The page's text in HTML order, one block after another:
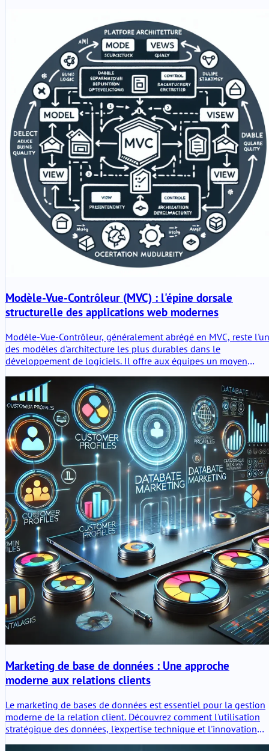
Modèle-Vue-Contrôleur (MVC) : l'épine dorsale
structurelle des applications web modernes
Modèle-Vue-Contrôleur, généralement abrégé en MVC, reste l'un
des modèles d'architecture les plus durables dans le
développement de logiciels. Il offre aux équipes un moyen
l'interaction utilisateur afin que les applications restent plus
faciles à construire, à étendre, à tester et à maintenir. Cet article
explique ce qu'est le MVC, pourquoi il est toujours important, où
il s'intègre dans les piles Web d'aujourd'hui et comment il se
connecte à l'architecture de plateforme plus large, à la qualité
la livraison, à la stratégie de migration et à la maturité
opérationnelle.
Marketing de base de données : Une approche
moderne aux relations clients
Le marketing de bases de données est essentiel pour la gestion
moderne de la relation client. Découvrez comment l'utilisation
stratégique des données, l'expertise technique et l'innovation